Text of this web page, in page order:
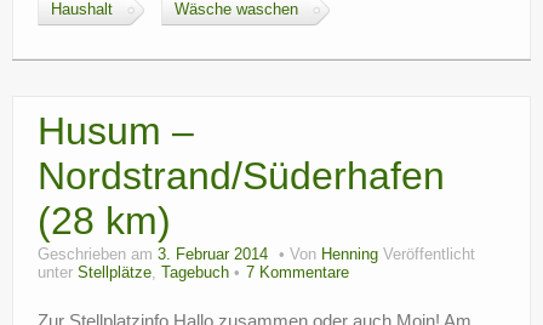
Haushalt Wäsche waschen
Husum –
Nordstrand/Süderhafen
(28 km)
Geschrieben am 3. Februar 2014 Von Henning Veröffentlicht
unter Stellplätze, Tagebuch 7 Kommentare
Zur Stellplatzinfo Hallo zusammen oder auch Moin! Am